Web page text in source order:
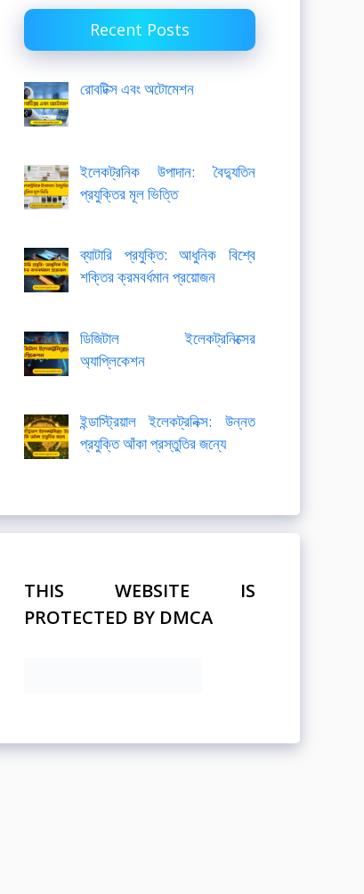
Recent Posts
রোবটিক্স এবং অটোমেশন
ইলেকট্রনিক উপাদান: বৈদ্যুতিন
প্রযুক্তির মূল ভিত্তি
ব্যাটারি প্রযুক্তি: আধুনিক বিশ্বে
শক্তির ক্রমবর্ধমান প্রয়োজন
ডিজিটাল ইলেকট্রনিক্সের
অ্যাপ্লিকেশন
ইন্ডাস্ট্রিয়াল ইলেকট্রনিক্স: উন্নত
প্রযুক্তি আঁকা প্রস্তুতির জন্যে
THIS WEBSITE IS
PROTECTED BY DMCA